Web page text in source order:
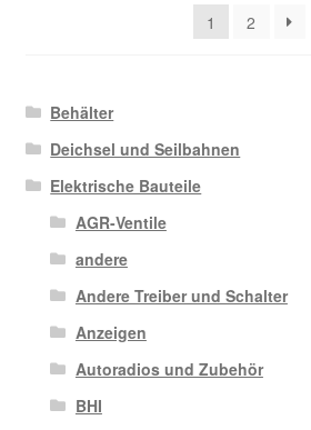
1
2
Behälter
Deichsel und Seilbahnen
Elektrische Bauteile
AGR-Ventile
andere
Andere Treiber und Schalter
Anzeigen
Autoradios und Zubehör
BHI